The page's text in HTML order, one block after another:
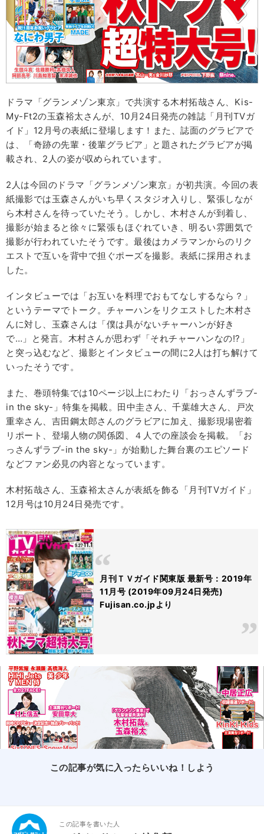
ドラマ「グランメゾン東京」で共演する木村拓哉さん、Kis-
My-Ft2の玉森裕太さんが、10月24日発売の雑誌「月刊TVガ
イド」12月号の表紙に登場します！また、誌面のグラビアで
は、「奇跡の先輩・後輩グラビア」と題されたグラビアが掲
載され、2人の姿が収められています。
2人は今回のドラマ「グランメゾン東京」が初共演。今回の表
紙撮影では玉森さんがいち早くスタジオ入りし、緊張しなが
ら木村さんを待っていたそう。しかし、木村さんが到着し、
撮影が始まると徐々に緊張もほぐれていき、明るい雰囲気で
撮影が行われていたそうです。最後はカメラマンからのリク
エストで互いを背中で担ぐポーズを撮影。表紙に採用されま
した。
インタビューでは「お互いを料理でおもてなしするなら？」
というテーマでトーク。チャーハンをリクエストした木村さ
んに対し、玉森さんは「僕は具がないチャーハンが好き
で…」と発言。木村さんが思わず「それチャーハンなの!?」
と突っ込むなど、撮影とインタビューの間に2人は打ち解けて
いったそうです。
また、巻頭特集では10ページ以上にわたり「おっさんずラブ-
in the sky-」特集を掲載。田中圭さん、千葉雄大さん、戸次
重幸さん、吉田鋼太郎さんのグラビアに加え、撮影現場密着
リポート、登場人物の関係図、４人での座談会を掲載。「お
っさんずラブ-in the sky-」が始動した舞台裏のエピソード
などファン必見の内容となっています。
木村拓哉さん、玉森裕太さんが表紙を飾る「月刊TVガイド」
12月号は10月24日発売です。
月刊ＴＶガイド関東版 最新号：2019年
11月号 (2019年09月24日発売)
Fujisan.co.jpより
この記事が気に入ったらいいね！しよう
この記事を書いた人